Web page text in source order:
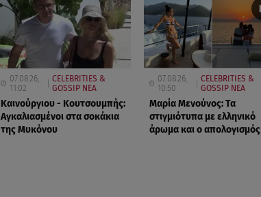
07.08.26,
11:02
CELEBRITIES &
GOSSIP ΝΕΑ
Καινούργιου - Κουτσουμπής:
Αγκαλιασμένοι στα σοκάκια
της Μυκόνου
07.08.26,
10:50
CELEBRITIES &
GOSSIP ΝΕΑ
Μαρία Μενούνος: Τα
στιγμιότυπα με ελληνικό
άρωμα και ο απολογισμός